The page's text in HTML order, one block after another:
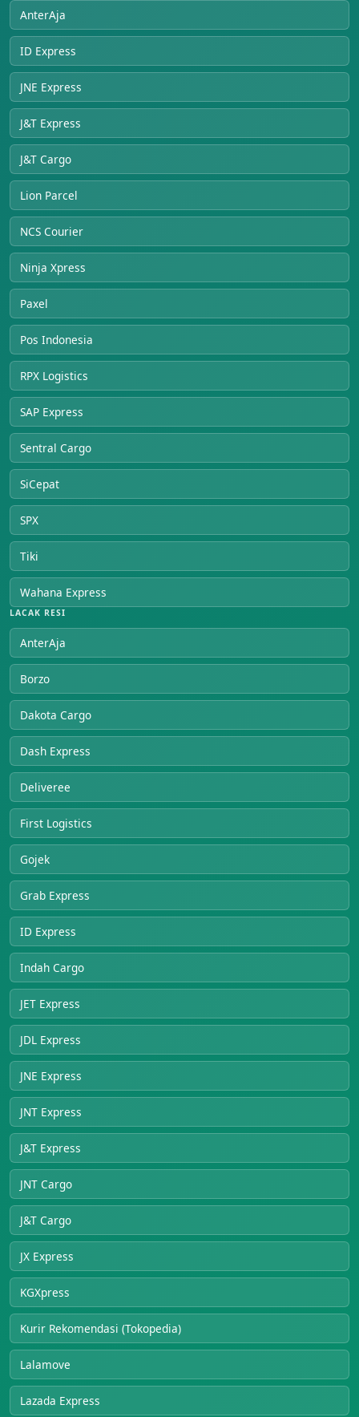
AnterAja
ID Express
JNE Express
J&T Express
J&T Cargo
Lion Parcel
NCS Courier
Ninja Xpress
Paxel
Pos Indonesia
RPX Logistics
SAP Express
Sentral Cargo
SiCepat
SPX
Tiki
Wahana Express
LACAK RESI
AnterAja
Borzo
Dakota Cargo
Dash Express
Deliveree
First Logistics
Gojek
Grab Express
ID Express
Indah Cargo
JET Express
JDL Express
JNE Express
JNT Express
J&T Express
JNT Cargo
J&T Cargo
JX Express
KGXpress
Kurir Rekomendasi (Tokopedia)
Lalamove
Lazada Express